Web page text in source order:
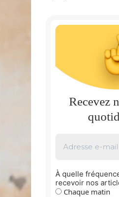
Recevez
À quelle
recevoir nos
Chaque matin